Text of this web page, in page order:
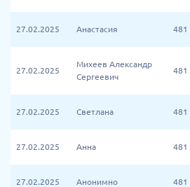
27.02.2025 Анастасия 481
27.02.2025
Михеев Александр
Сергеевич
481
27.02.2025 Светлана 481
27.02.2025 Анна 481
27.02.2025 Анонимно 481